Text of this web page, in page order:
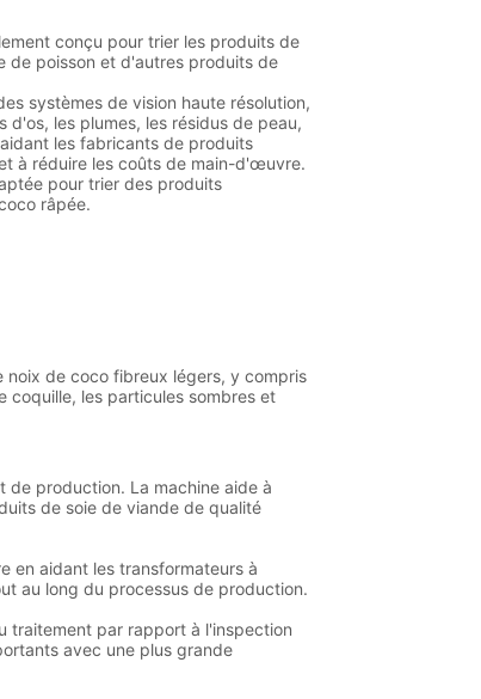
conçu pour trier les produits de
de poisson et d'autres produits de
systèmes de vision haute résolution,
d'os, les plumes, les résidus de peau,
les fabricants de produits
à réduire les coûts de main-d'œuvre.
pour trier des produits
râpée.
de coco fibreux légers, y compris
coquille, les particules sombres et
production. La machine aide à
de soie de viande de qualité
aidant les transformateurs à
au long du processus de production.
par rapport à l'inspection
avec une plus grande